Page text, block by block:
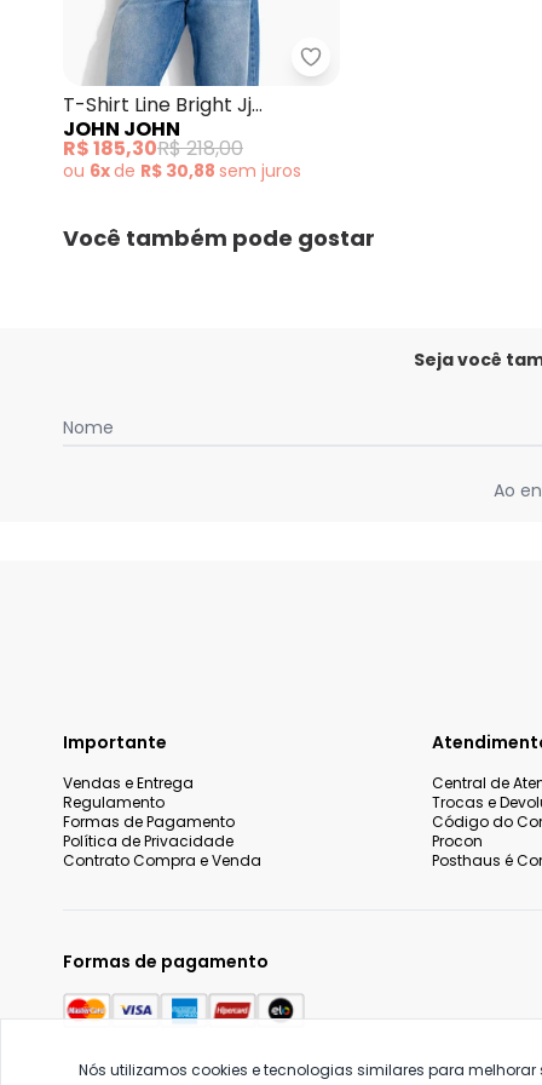
John John - T-Shirt Line
T-Shirt Line Bright Jj
Vermelho
JOHN JOHN
R$ 185,30R$ 218,00
ou 6xde R$ 30,88 sem juros
Você também pode gostar
Seja você
Nome
Ao
Importante
Vendas e Entrega
Regulamento
Formas de Pagamento
Política de Privacidade
Contrato Compra e Venda
Central de
Trocas e
Código do
Procon
Posthaus é
Formas de pagamento
Nós utilizamos cookies e tecnologias similares para